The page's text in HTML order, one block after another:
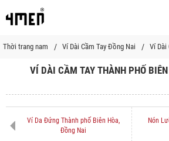
Thời trang nam Ví Dài Cầm Tay Đồng Nai Ví Dài
VÍ DÀI CẦM TAY THÀNH PHỐ
Ví Da Đứng Thành phố Biên Hòa,
Đồng Nai
Nón